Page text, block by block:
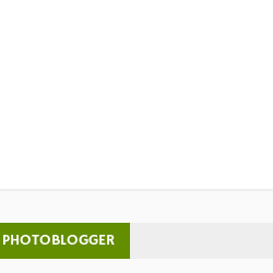
PHOTOBLOGGER